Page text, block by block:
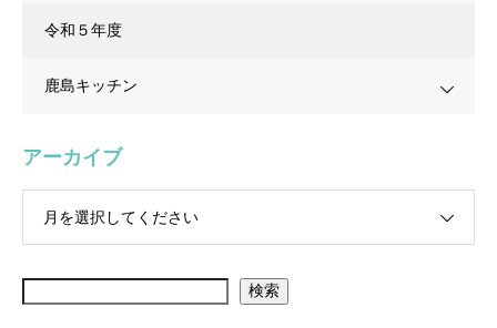
令和５年度
鹿島キッチン
アーカイブ
月を選択してください
検索